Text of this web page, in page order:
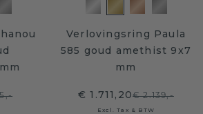
Verlovingsring Paula
585 goud amethist 9x7
mm
€ 1.711,20€ 2.139,-
Excl. Tax & BTW